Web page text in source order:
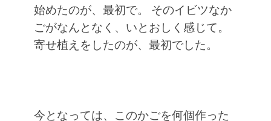
始めたのが、最初で。
そのイビツなか
ごがなんとなく、いとおしく感じて。
寄せ植えをしたのが、最初でした。
今となっては、このかごを何個作った